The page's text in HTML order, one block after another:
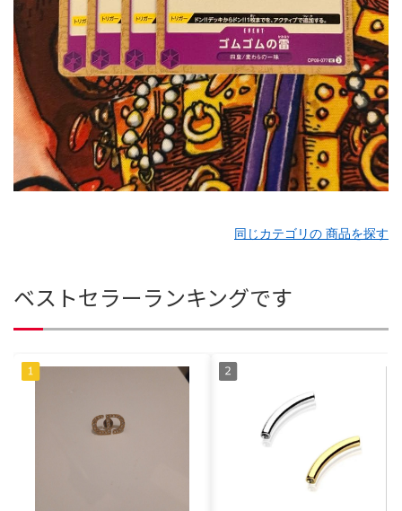
同じカテゴリの 商品を探す
ベストセラーランキングです